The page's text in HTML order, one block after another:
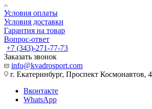
Условия оплаты
Условия доставки
Гарантия на товар
Вопрос-ответ
+7 (343)-271-77-73
Заказать звонок
info@kvadrosport.com
г. Екатеринбург, Проспект Космонавтов,
Вконтакте
WhatsApp